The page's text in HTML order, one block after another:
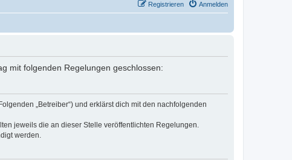
Anmelden
Registrieren
mit folgenden Regelungen geschlossen:
„Betreiber“) und erklärst dich mit den nachfolgenden
jeweils die an dieser Stelle veröffentlichten Regelungen.
werden.